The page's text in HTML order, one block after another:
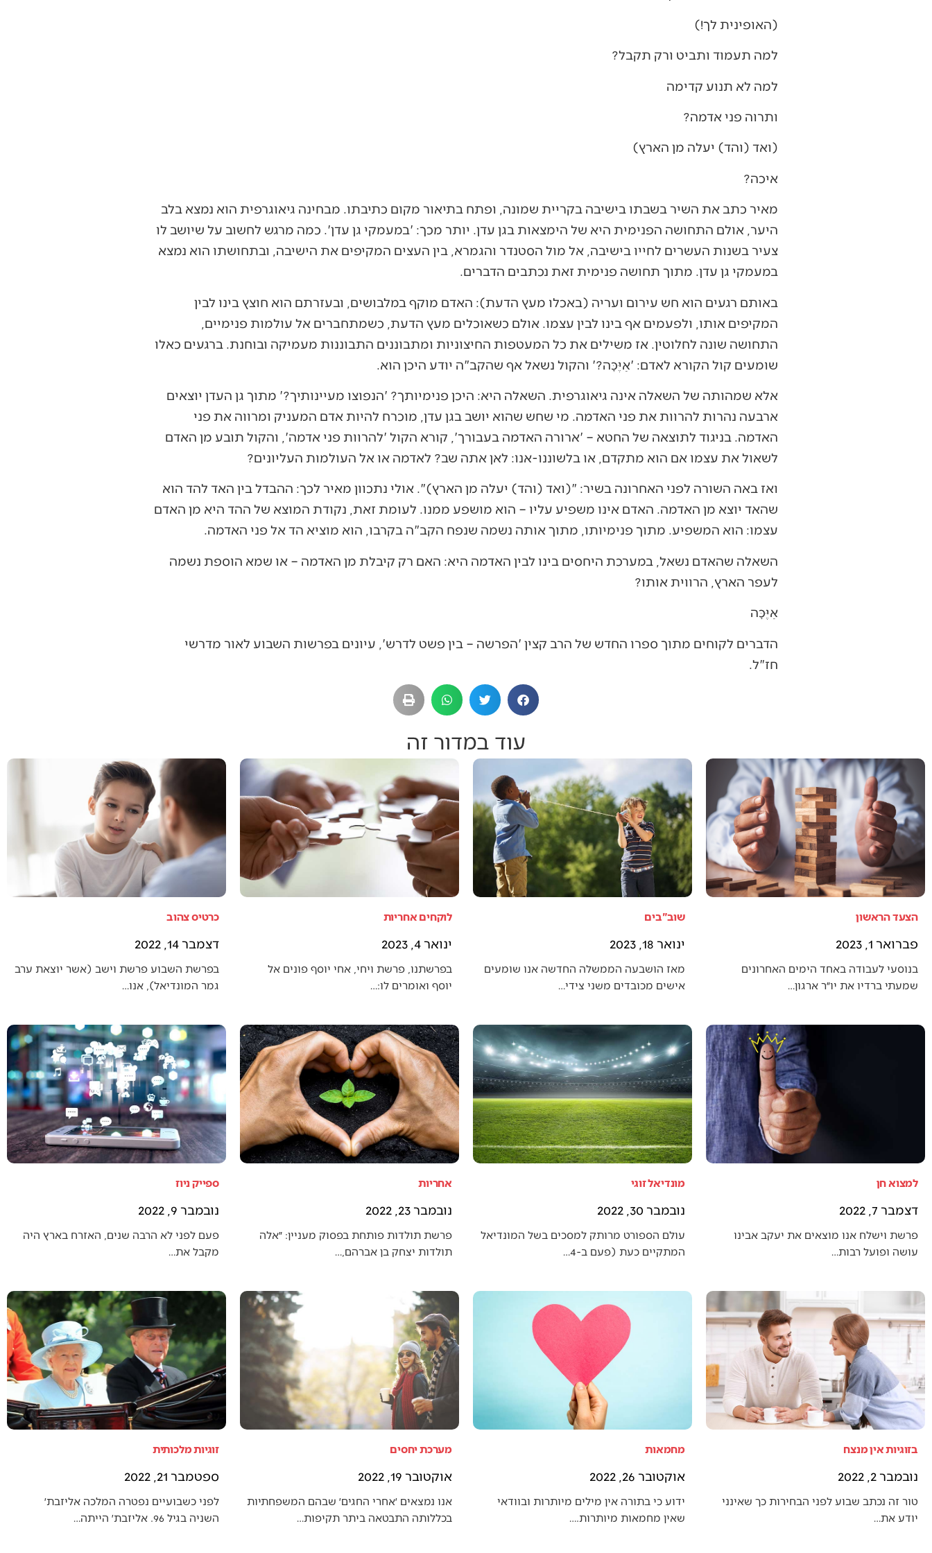
(האופינית לך!)
למה תעמוד ותביט ורק תקבל?
למה לא תנוע קדימה
ותרוה פני אדמה?
(ואד (והד) יעלה מן הארץ)
איכה?
מאיר כתב את השיר בשבתו בישיבה בקריית שמונה, ופתח בתיאור מקום כתיבתו. מבחינה גיאוגרפית הוא נמצא בלב
היער, אולם התחושה הפנימית היא של הימצאות בגן עדן. יותר מכך: 'במעמקי גן עדן'. כמה מרגש לחשוב על שיושב לו
צעיר בשנות העשרים לחייו בישיבה, אל מול הסטנדר והגמרא, בין העצים המקיפים את הישיבה, ובתחושתו הוא נמצא
במעמקי גן עדן. מתוך תחושה פנימית זאת נכתבים הדברים.
באותם רגעים הוא חש עירום ועריה (באכלו מעץ הדעת): האדם מוקף במלבושים, ובעזרתם הוא חוצץ בינו לבין
המקיפים אותו, ולפעמים אף בינו לבין עצמו. אולם כשאוכלים מעץ הדעת, כשמתחברים אל עולמות פנימיים,
התחושה שונה לחלוטין. אז משילים את כל המעטפות החיצוניות ומתבוננים התבוננות מעמיקה ובוחנת. ברגעים כאלו
שומעים קול הקורא לאדם: 'אַיֶּכָּה?' והקול נשאל אף שהקב"ה יודע היכן הוא.
אלא שמהותה של השאלה אינה גיאוגרפית. השאלה היא: היכן פנימיותך? 'הנפוצו מעיינותיך?' מתוך גן העדן יוצאים
ארבעה נהרות להרוות את פני האדמה. מי שחש שהוא יושב בגן עדן, מוכרח להיות אדם המעניק ומרווה את פני
האדמה. בניגוד לתוצאה של החטא – 'ארורה האדמה בעבורך', קורא הקול 'להרוות פני אדמה', והקול תובע מן האדם
לשאול את עצמו אם הוא מתקדם, או בלשוננו-אנו: לאן אתה שב? לאדמה או אל העולמות העליונים?
ואז באה השורה לפני האחרונה בשיר: "(ואד (והד) יעלה מן הארץ)". אולי נתכוון מאיר לכך: ההבדל בין האד להד הוא
שהאד יוצא מן האדמה. האדם אינו משפיע עליו – הוא מושפע ממנו. לעומת זאת, נקודת המוצא של ההד היא מן האדם
עצמו: הוא המשפיע. מתוך פנימיותו, מתוך אותה נשמה שנפח הקב"ה בקרבו, הוא מוציא הד אל פני האדמה.
השאלה שהאדם נשאל, במערכת היחסים בינו לבין האדמה היא: האם רק קיבלת מן האדמה – או שמא הוספת נשמה
לעפר הארץ, הרווית אותו?
אַיֶּכָּה
הדברים לקוחים מתוך ספרו החדש של הרב קצין 'הפרשה – בין פשט לדרש', עיונים בפרשות השבוע לאור מדרשי
חז"ל.
עוד במדור זה
הצעד הראשון
פברואר 1, 2023
בנוסעי לעבודה באחד הימים האחרונים
שמעתי ברדיו את יו״ר ארגון…
שוב"בים
ינואר 18, 2023
מאז הושבעה הממשלה החדשה אנו שומעים
אישים מכובדים משני צידי…
לוקחים אחריות
ינואר 4, 2023
בפרשתנו, פרשת ויחי, אחי יוסף פונים אל
יוסף ואומרים לו:…
כרטיס צהוב
דצמבר 14, 2022
בפרשת השבוע פרשת וישב (אשר יוצאת ערב
גמר המונדיאל), אנו…
למצוא חן
דצמבר 7, 2022
פרשת וישלח אנו מוצאים את יעקב אבינו
עושה ופועל רבות…
מונדיאל זוגי
נובמבר 30, 2022
עולם הספורט מרותק למסכים בשל המונדיאל
המתקיים כעת (פעם ב-4…
אחריות
נובמבר 23, 2022
פרשת תולדות פותחת בפסוק מעניין: ״אלה
תולדות יצחק בן אברהם,…
ספייק ניוז
נובמבר 9, 2022
פעם לפני לא הרבה שנים, האזרח בארץ היה
מקבל את…
בזוגיות אין מנצח
נובמבר 2, 2022
טור זה נכתב שבוע לפני הבחירות כך שאינני
יודע את…
מחמאות
אוקטובר 26, 2022
ידוע כי בתורה אין מילים מיותרות ובוודאי
שאין מחמאות מיותרות.…
מערכת יחסים
אוקטובר 19, 2022
אנו נמצאים ׳אחרי החגים׳ שבהם המשפחתיות
בכללותה התבטאה ביתר תקיפות…
זוגיות מלכותית
ספטמבר 21, 2022
לפני כשבועיים נפטרה המלכה אליזבת׳
השניה בגיל 96. אליזבת׳ הייתה…